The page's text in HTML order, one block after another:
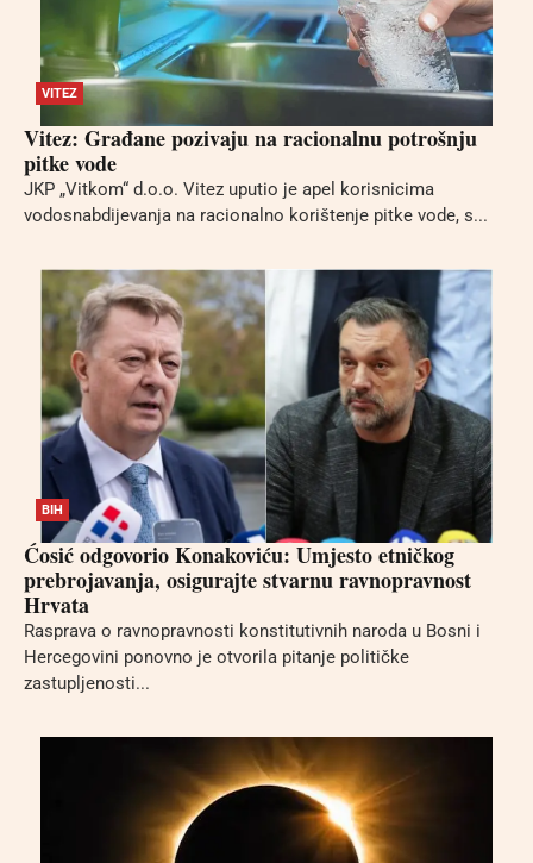
VITEZ
Vitez: Građane pozivaju na racionalnu potrošnju
pitke vode
JKP „Vitkom“ d.o.o. Vitez uputio je apel korisnicima
vodosnabdijevanja na racionalno korištenje pitke vode, s...
BIH
Ćosić odgovorio Konakoviću: Umjesto etničkog
prebrojavanja, osigurajte stvarnu ravnopravnost
Hrvata
Rasprava o ravnopravnosti konstitutivnih naroda u Bosni i
Hercegovini ponovno je otvorila pitanje političke
zastupljenosti...